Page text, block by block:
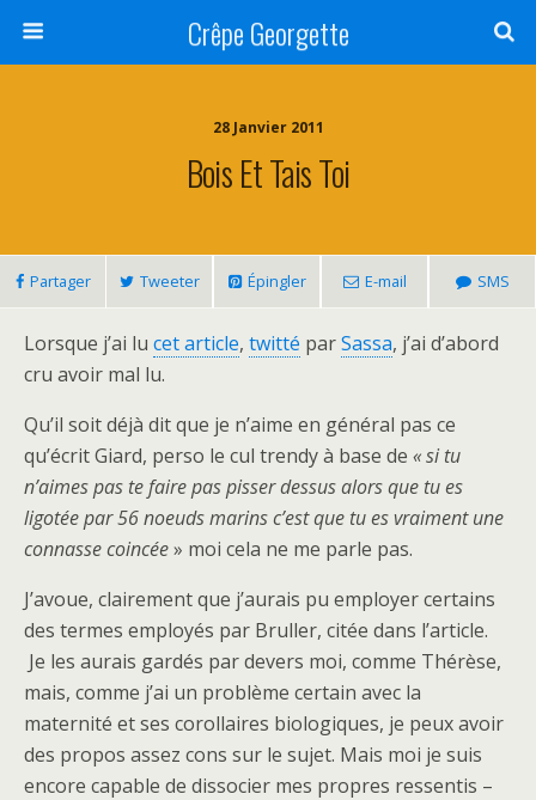
Crêpe Georgette
28 Janvier 2011
Bois Et Tais Toi
Partager Tweeter Épingler E-mail SMS
Lorsque j’ai lu cet article, twitté parSassa, j’ai d’abord
cru avoir mal lu.
Qu’il soit déjà dit que je n’aime en général pas ce
qu’écrit Giard, perso le cul trendy à base de « si tu
n’aimes pas te faire pas pisser dessus alors que tu es
ligotée par 56 noeuds marins c’est que tu es vraiment une
connasse coincée» moi cela ne me parle pas.
J’avoue, clairement que j’aurais pu employer certains
des termes employés par Bruller, citée dans l’article.
Je les aurais gardés par devers moi, comme Thérèse,
mais, comme j’ai un problème certain avec la
maternité et ses corollaires biologiques, je peux avoir
des propos assez cons sur le sujet. Mais moi je suis
encore capable de dissocier mes propres ressentis –